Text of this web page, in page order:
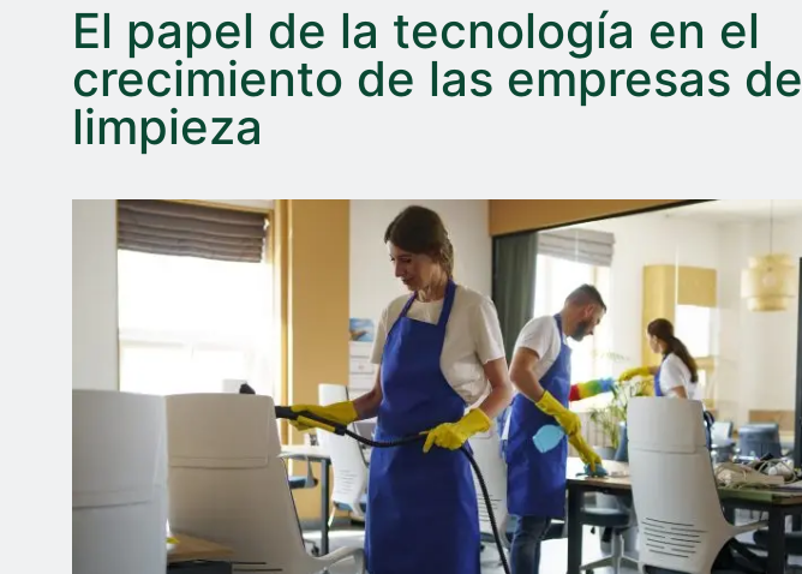
El papel de la tecnología en el
crecimiento de las empresas de
limpieza